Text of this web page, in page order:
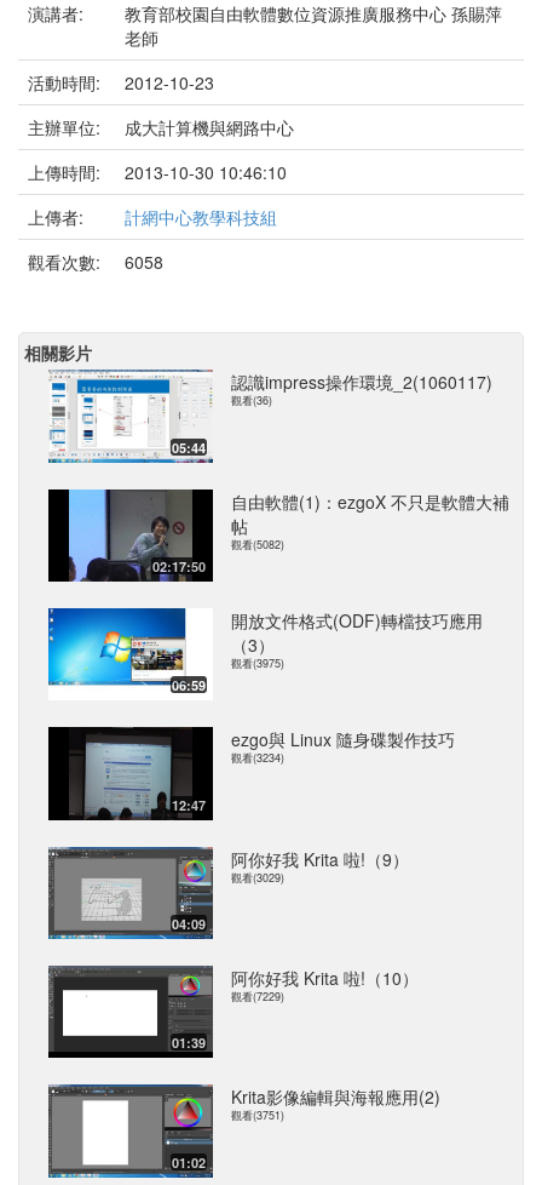
演講者:
教育部校園自由軟體數位資源推廣服務中心 孫賜萍
老師
活動時間:
2012-10-23
主辦單位:
成大計算機與網路中心
上傳時間:
2013-10-30 10:46:10
上傳者:
計網中心教學科技組
觀看次數:
6058
相關影片
05:44
認識impress操作環境_2(1060117)
觀看(36)
02:17:50
自由軟體(1)：ezgoX 不只是軟體大補
帖
觀看(5082)
06:59
開放文件格式(ODF)轉檔技巧應用
（3）
觀看(3975)
12:47
ezgo與 Linux 隨身碟製作技巧
觀看(3234)
04:09
阿你好我 Krita 啦!（9）
觀看(3029)
01:39
阿你好我 Krita 啦!（10）
觀看(7229)
01:02
Krita影像編輯與海報應用(2)
觀看(3751)